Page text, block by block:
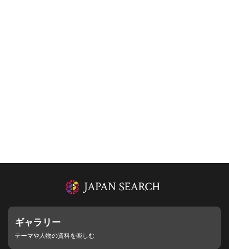
ギャラリー
テーマや人物の資料を楽しむ